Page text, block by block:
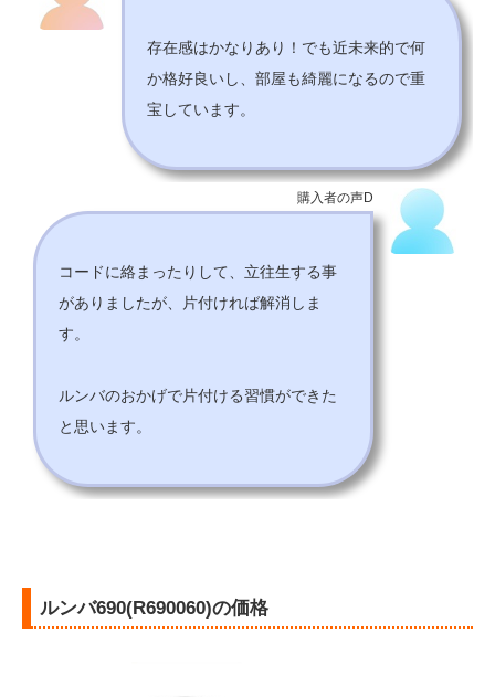
存在感はかなりあり！でも近未来的で何
か格好良いし、部屋も綺麗になるので重
宝しています。
購入者の声D
コードに絡まったりして、立往生する事
がありましたが、片付ければ解消しま
す。
ルンバのおかげで片付ける習慣ができた
と思います。
ルンバ690(R690060)の価格